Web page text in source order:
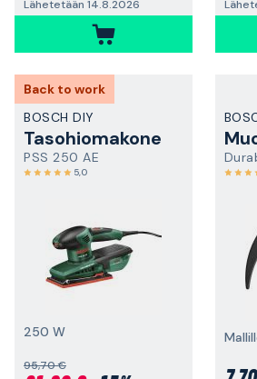
Lähetetään 14.8.2026
Back to work
BOSCH DIY
Tasohiomakone
PSS 250 AE
5,0
250 W
95,70 €